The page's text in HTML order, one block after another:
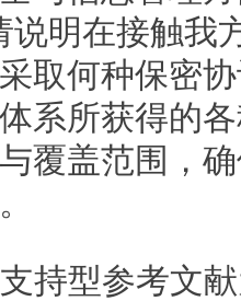
说明在接触我
取何种保密
系所获得的
覆盖范围，
持型参考文